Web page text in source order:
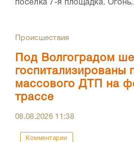
посёлка 7-я площадка.
Происшествия
Под Волгоградом
госпитализированы
массового ДТП на
трассе
08.08.2026 11:38
Комментарии